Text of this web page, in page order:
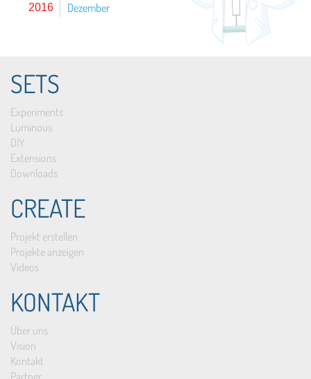
2016 Dezember
SETS
Experiments
Luminous
DIY
Extensions
Downloads
CREATE
Projekt erstellen
Projekte anzeigen
Videos
KONTAKT
Über uns
Vision
Kontakt
Partner